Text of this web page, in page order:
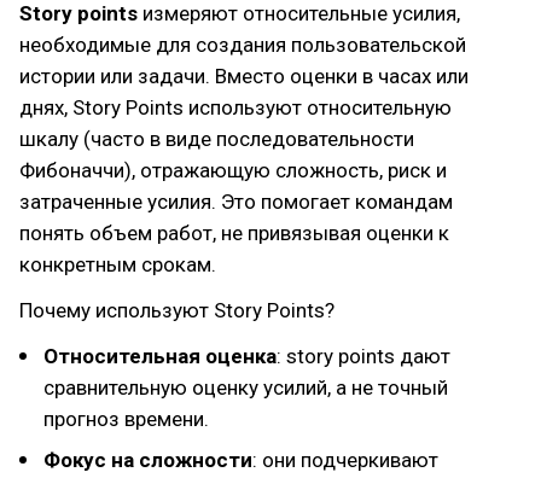
Story points измеряют относительные усилия,
необходимые для создания пользовательской
истории или задачи. Вместо оценки в часах или
днях, Story Points используют относительную
шкалу (часто в виде последовательности
Фибоначчи), отражающую сложность, риск и
затраченные усилия. Это помогает командам
понять объем работ, не привязывая оценки к
конкретным срокам.
Почему используют Story Points?
Относительная оценка: story points дают
сравнительную оценку усилий, а не точный
прогноз времени.
Фокус на сложности: они подчеркивают